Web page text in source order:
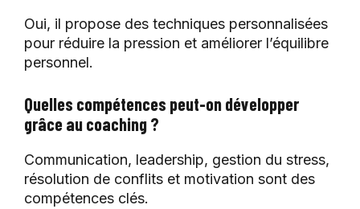
Oui, il propose des techniques personnalisées
pour réduire la pression et améliorer l’équilibre
personnel.
Quelles compétences peut-on développer
grâce au coaching ?
Communication, leadership, gestion du stress,
résolution de conflits et motivation sont des
compétences clés.